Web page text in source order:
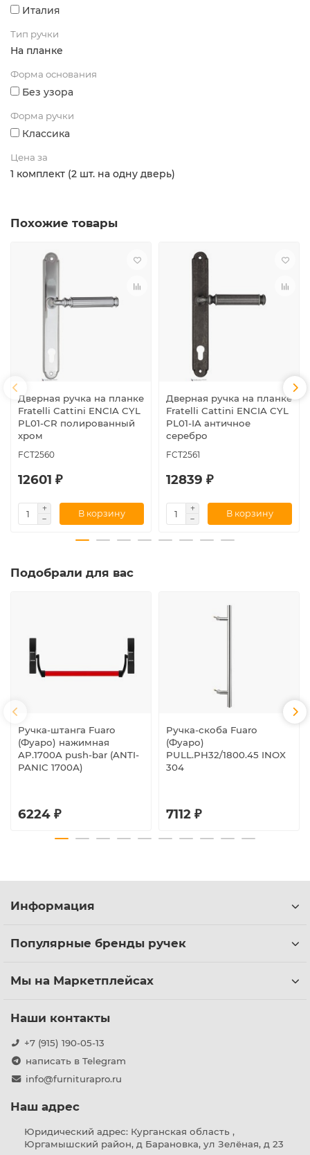
Италия
Тип ручки
На планке
Форма основания
Без узора
Форма ручки
Классика
Цена за
1 комплект (2 шт. на одну дверь)
Похожие товары
Дверная ручка на планке
Fratelli Cattini ENCIA CYL
PL01-CR полированный
хром
FCT2560
12601 ₽
В корзину
Дверная ручка на планке
Fratelli Cattini ENCIA CYL
PL01-IA античное
серебро
FCT2561
12839 ₽
В корзину
Подобрали для вас
Ручка-штанга Fuaro
(Фуаро) нажимная
AP.1700A push-bar (ANTI-
PANIC 1700А)
6224 ₽
Ручка-скоба Fuaro
(Фуаро)
PULL.PH32/1800.45 INOX
304
7112 ₽
Информация
Популярные бренды ручек
Мы на Маркетплейсах
Наши контакты
+7 (915) 190-05-13
написать в Telegram
info@furniturapro.ru
Наш адрес
Юридический адрес: Курганская область ,
Юргамышский район, д Барановка, ул Зелёная, д 23